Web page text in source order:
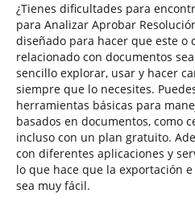
¿Tienes dificultades para
para Analizar Aprobar
diseñado para hacer que este o
relacionado con documentos
sencillo explorar, usar y hacer
siempre que lo necesites.
herramientas básicas para
basados en documentos, como
incluso con un plan gratuito.
con diferentes aplicaciones y
lo que hace que la exportación
sea muy fácil.